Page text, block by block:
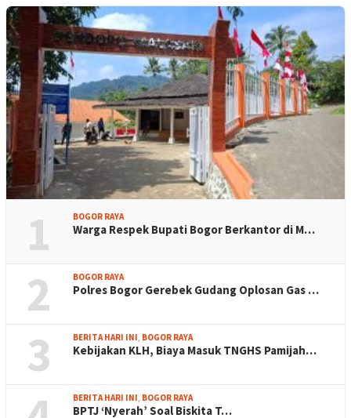
1 BOGOR RAYA
Warga Respek Bupati Bogor Berkantor di M…
2 BOGOR RAYA
Polres Bogor Gerebek Gudang Oplosan Gas …
3 BERITA HARI INI BOGOR RAYA
Kebijakan KLH, Biaya Masuk TNGHS Pamijah…
BERITA HARI INI BOGOR RAYA
BPTJ ‘Nyerah’ Soal Biskita T…